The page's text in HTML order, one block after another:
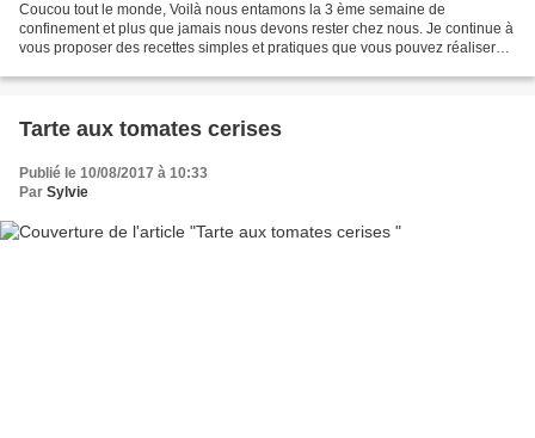
Coucou tout le monde, Voilà nous entamons la 3 ème semaine de
confinement et plus que jamais nous devons rester chez nous. Je continue à
vous proposer des recettes simples et pratiques que vous pouvez réaliser
Tarte aux tomates cerises
Publié le 10/08/2017 à 10:33
Par Sylvie